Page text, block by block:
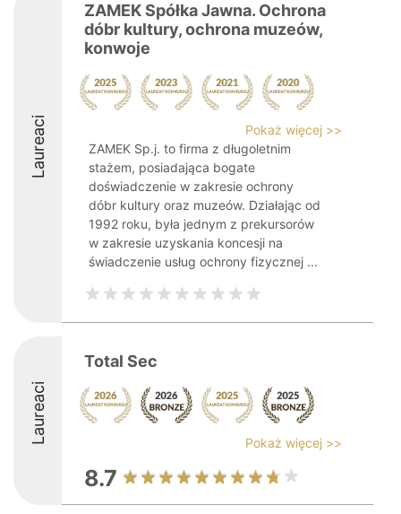
Laureaci
ZAMEK Spółka Jawna. Ochrona
dóbr kultury, ochrona muzeów,
konwoje
Pokaż więcej >>
ZAMEK Sp.j. to firma z długoletnim
stażem, posiadająca bogate
doświadczenie w zakresie ochrony
dóbr kultury oraz muzeów. Działając od
1992 roku, była jednym z prekursorów
w zakresie uzyskania koncesji na
świadczenie usług ochrony fizycznej ...
Laureaci
Total Sec
Pokaż więcej >>
8.7